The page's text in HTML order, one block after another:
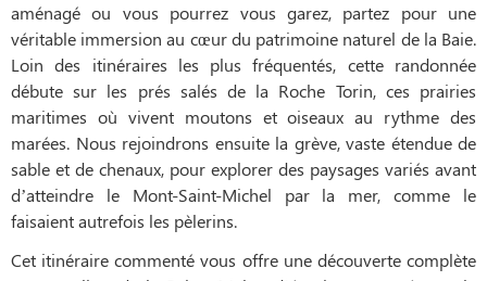
aménagé ou vous pourrez vous garez, partez pour une
véritable immersion au cœur du patrimoine naturel de la Baie.
Loin des itinéraires les plus fréquentés, cette randonnée
débute sur les prés salés de la Roche Torin, ces prairies
maritimes où vivent moutons et oiseaux au rythme des
marées. Nous rejoindrons ensuite la grève, vaste étendue de
sable et de chenaux, pour explorer des paysages variés avant
d’atteindre le Mont-Saint-Michel par la mer, comme le
faisaient autrefois les pèlerins.
Cet itinéraire commenté vous offre une découverte complète